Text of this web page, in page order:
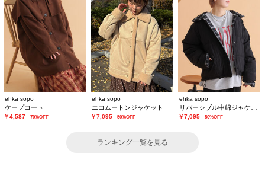
ehka sopo
ケープコート
￥4,587 -70%OFF-
ehka sopo
エコムートンジャケット
￥7,095 -50%OFF-
ehka sopo
￥7,095 -50%OFF-
ランキング一覧を見る